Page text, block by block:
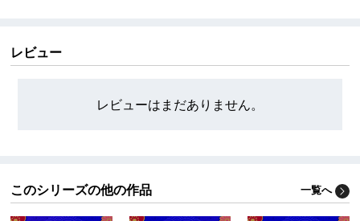
レビュー
レビューはまだありません。
このシリーズの他の作品 一覧へ